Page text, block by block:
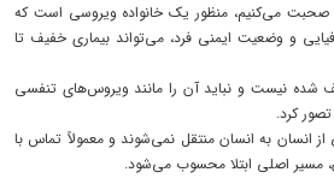
صحبت می‌کنیم، منظور یک خانواده ویروسی است که
و وضعیت ایمنی فرد، می‌تواند بیماری خفیف تا
شده نیست و نباید آن را مانند ویروس‌های تنفسی
کرد.
از انسان به انسان منتقل نمی‌شوند و معمولاً تماس با
مسیر اصلی ابتلا محسوب می‌شود.